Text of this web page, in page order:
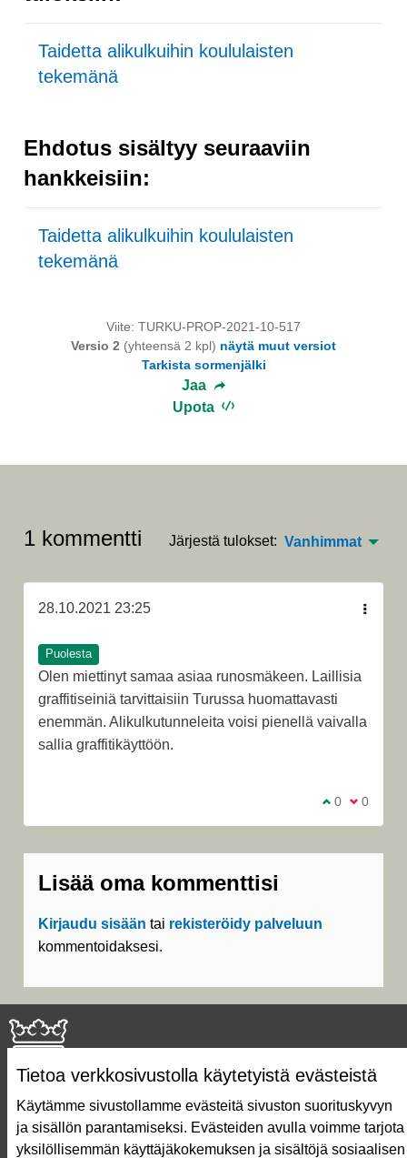
Tietoa verkkosivustolla käytetyistä evästeistä
Käytämme sivustollamme evästeitä sivuston suorituskyvyn
ja sisällön parantamiseksi. Evästeiden avulla voimme tarjota
yksilöllisemmän käyttäjäkokemuksen ja sisältöjä sosiaalisen
Taidetta alikulkuihin koululaisten
tekemänä
Ehdotus sisältyy seuraaviin
hankkeisiin:
Taidetta alikulkuihin koululaisten
tekemänä
Viite: TURKU-PROP-2021-10-517
Versio 2 (yhteensä 2 kpl) näytä muut versiot
Tarkista sormenjälki
Jaa
Upota
1 kommentti Järjestä tulokset: Vanhimmat
28.10.2021 23:25
Puolesta
Olen miettinyt samaa asiaa runosmäkeen. Laillisia
graffitiseiniä tarvittaisiin Turussa huomattavasti
enemmän. Alikulkutunneleita voisi pienellä vaivalla
sallia graffitikäyttöön.
Olen samaa
0 Olen eri
0
Lisää oma kommenttisi
Kirjaudu sisään tai rekisteröidy palveluun
kommentoidaksesi.
Näin äänestät Asukasbudjetissa
Asukasbudjetin vaiheet